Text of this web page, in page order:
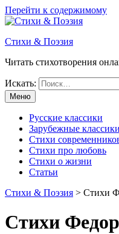
Перейти к содержимому
Стихи & Поэзия
Читать стихотворения
Искать:
Меню
Русские классики
Зарубежные классики
Стихи
Стихи про любовь
Стихи о жизни
Статьи
Стихи & Поэзия > Стихи
Стихи